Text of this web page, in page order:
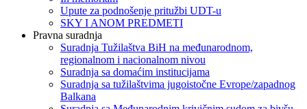
Upute za podnošenje pritužbi UDT-u
SKY I ANOM PREDMETI
Pravna suradnja
Suradnja Tužilaštva BiH na međunarodnom,
regionalnom i nacionalnom nivou
Suradnja sa domaćim institucijama
Suradnja sa tužilaštvima jugoistočne Evrope/zapadnog
Balkana